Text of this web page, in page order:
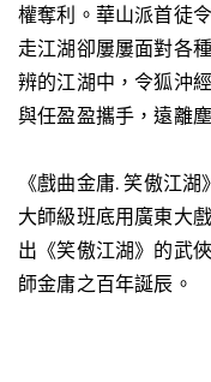
權奪利。華山派首徒
走江湖卻屢屢面對各
辨的江湖中，令狐沖
與任盈盈攜手，遠離
《戲曲金庸. 笑傲江
大師級班底用廣東大
出《笑傲江湖》的武
師金庸之百年誕辰。